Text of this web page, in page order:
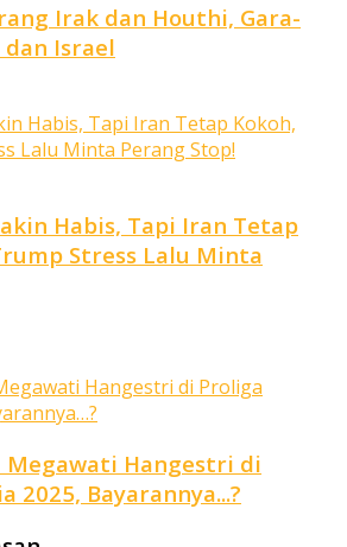
Irak dan Houthi, Gara-
dan Israel
Habis, Tapi Iran Tetap
Stress Lalu Minta
Megawati Hangestri di
2025, Bayarannya...?